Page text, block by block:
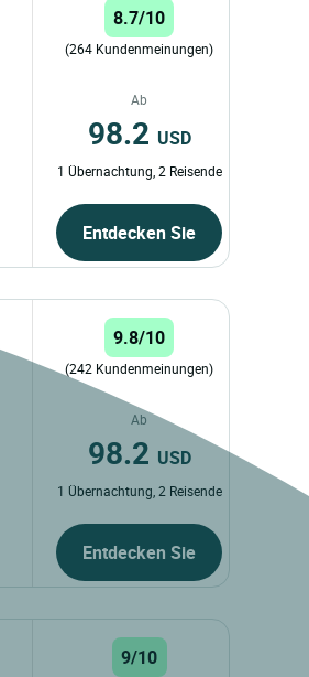
8.7/10
(264 Kundenmeinungen)
Ab
98.2 USD
1 Übernachtung, 2 Reisende
Entdecken Sie
9.8/10
(242 Kundenmeinungen)
Ab
98.2 USD
1 Übernachtung, 2 Reisende
Entdecken Sie
9/10